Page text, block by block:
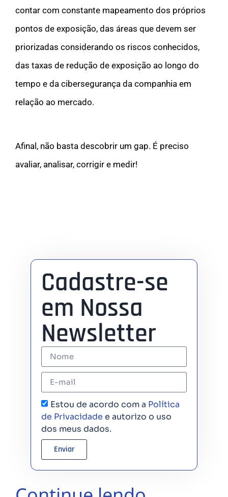
contar com constante mapeamento dos próprios
pontos de exposição, das áreas que devem ser
priorizadas considerando os riscos conhecidos,
das taxas de redução de exposição ao longo do
tempo e da cibersegurança da companhia em
relação ao mercado.
Afinal, não basta descobrir um gap. É preciso
avaliar, analisar, corrigir e medir!
Cadastre-se
em Nossa
Newsletter
Estou de acordo com a Política
de Privacidade e autorizo o uso
dos meus dados.
Enviar